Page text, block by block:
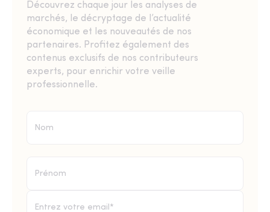
Découvrez chaque jour les analyses de
marchés, le décryptage de l’actualité
économique et les nouveautés de nos
partenaires. Profitez également des
contenus exclusifs de nos contributeurs
experts, pour enrichir votre veille
professionnelle.